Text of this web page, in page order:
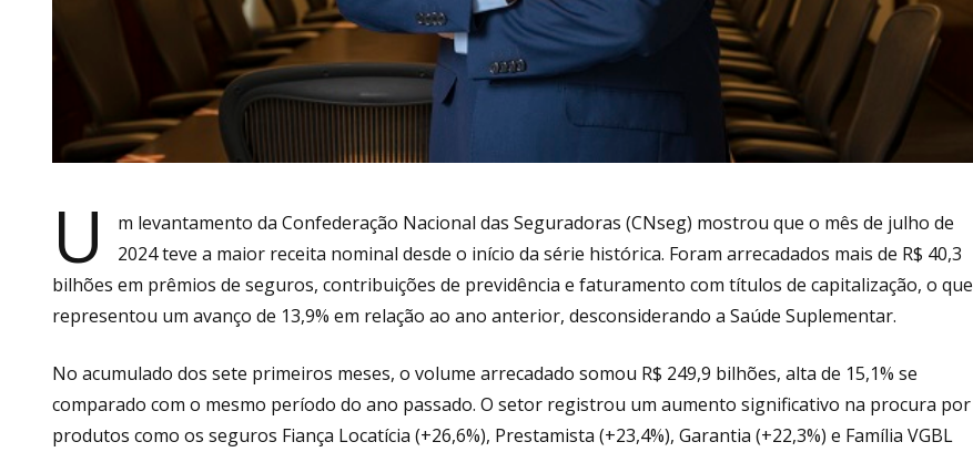
U
m levantamento da Confederação Nacional das Seguradoras (CNseg) mostrou que o mês de julho de
2024 teve a maior receita nominal desde o início da série histórica. Foram arrecadados mais de R$ 40,3
bilhões em prêmios de seguros, contribuições de previdência e faturamento com títulos de capitalização, o que
representou um avanço de 13,9% em relação ao ano anterior, desconsiderando a Saúde Suplementar.
No acumulado dos sete primeiros meses, o volume arrecadado somou R$ 249,9 bilhões, alta de 15,1% se
comparado com o mesmo período do ano passado. O setor registrou um aumento significativo na procura por
produtos como os seguros Fiança Locatícia (+26,6%), Prestamista (+23,4%), Garantia (+22,3%) e Família VGBL